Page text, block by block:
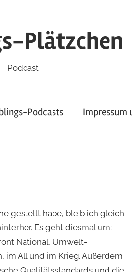
Plätzchen
Podcast
Podcasts Impressum
gestellt habe, bleib ich gleich
Es geht diesmal um:
National, Umwelt-
im All und im Krieg. Außerdem